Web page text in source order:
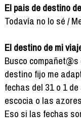
El pais de destino
Todavía no lo sé /
El destino de mi
Busco
destino fijo me
fechas del 31 o 1
escocia o las
Eso si las fechas